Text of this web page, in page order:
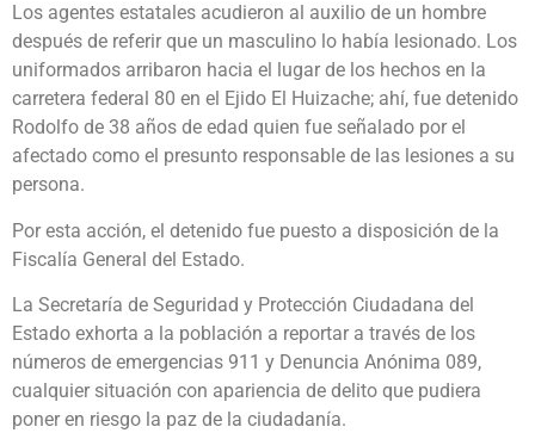
Los agentes estatales acudieron al auxilio de un hombre
después de referir que un masculino lo había lesionado. Los
uniformados arribaron hacia el lugar de los hechos en la
carretera federal 80 en el Ejido El Huizache; ahí, fue detenido
Rodolfo de 38 años de edad quien fue señalado por el
afectado como el presunto responsable de las lesiones a su
persona.
Por esta acción, el detenido fue puesto a disposición de la
Fiscalía General del Estado.
La Secretaría de Seguridad y Protección Ciudadana del
Estado exhorta a la población a reportar a través de los
números de emergencias 911 y Denuncia Anónima 089,
cualquier situación con apariencia de delito que pudiera
poner en riesgo la paz de la ciudadanía.